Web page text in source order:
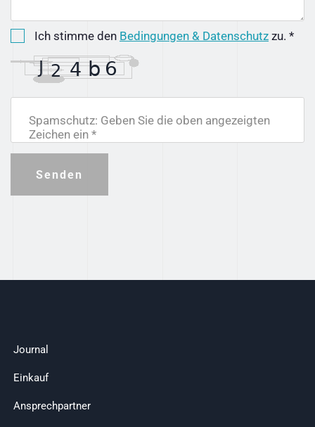
Ich stimme den Bedingungen & Datenschutz zu. *
Spamschutz: Geben Sie die oben angezeigten
Zeichen ein *
Senden
Journal
Einkauf
Ansprechpartner